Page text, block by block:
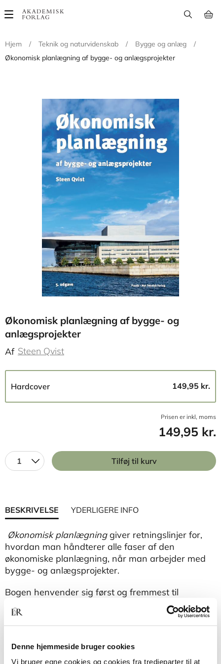
Denne hjemmeside bruger cookies
Vi bruger egne cookies og cookies fra tredjeparter til at
Main
Hjem
/ Teknik og naturvidenskab / Bygge og anlæg
/
Økonomisk planlægning af bygge- og anlægsprojekter
Økonomisk planlægning af bygge- og
anlægsprojekter
Af Steen Qvist
Hardcover 149,95 kr.
Prisen er inkl, moms
149,95 kr.
1 Tilføj til kurv
BESKRIVELSE YDERLIGERE INFO
Økonomisk planlægning giver retningslinjer for,
hvordan man håndterer alle faser af den
økonomiske planlægning, når man arbejder med
bygge- og anlægsprojekter.
Bogen henvender sig først og fremmest til
studerende på de videregående uddannelser
inden for bygge- og anlægsområdet. Formålet er
at gøre dem bevidste om nødvendigheden af at
sætte dem i stand til at kunne udføre overslag.